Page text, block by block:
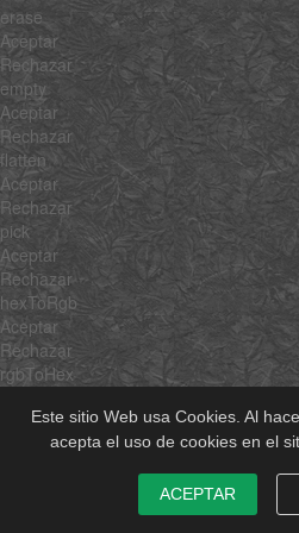
Este sitio Web usa Cookies. Al
acepta el uso de cookies en el
ACEPTAR
erase
Aceptar
Rechazar
empty
Aceptar
Rechazar
flatten
Aceptar
Rechazar
pick
Aceptar
Rechazar
hexToRgb
Aceptar
Rechazar
rgbToHex
Rechazar